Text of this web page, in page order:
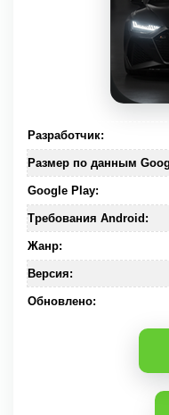
Разработчик:
Размер по данным
Google Play:
Требования Android:
Жанр:
Версия:
Обновлено: